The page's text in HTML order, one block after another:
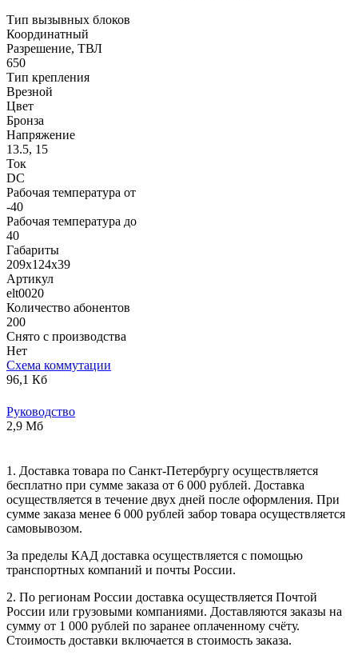
Тип вызывных блоков
Координатный
Разрешение, ТВЛ
650
Тип крепления
Врезной
Цвет
Бронза
Напряжение
13.5, 15
Ток
DC
Рабочая температура от
-40
Рабочая температура до
40
Габариты
209х124х39
Артикул
elt0020
Количество абонентов
200
Снято с производства
Нет
Схема коммутации
96,1 Кб
Руководство
2,9 Мб
1. Доставка товара по Санкт-Петербургу осуществляется
бесплатно при сумме заказа от 6 000 рублей. Доставка
осуществляется в течение двух дней после оформления. При
сумме заказа менее 6 000 рублей забор товара осуществляется
самовывозом.
За пределы КАД доставка осуществляется с помощью
транспортных компаний и почты России.
2. По регионам России доставка осуществляется Почтой
России или грузовыми компаниями. Доставляются заказы на
сумму от 1 000 рублей по заранее оплаченному счёту.
Стоимость доставки включается в стоимость заказа.